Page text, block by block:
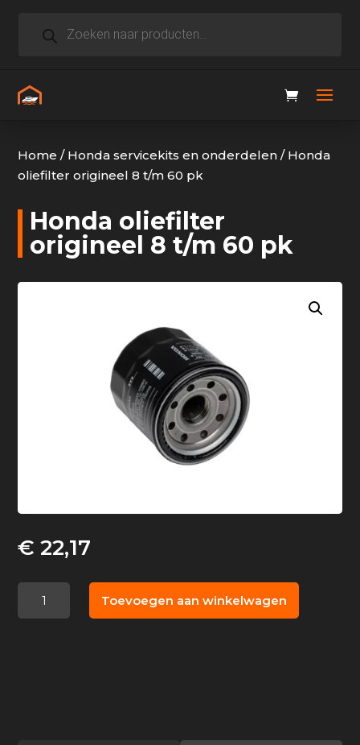
zoeken
Home / Honda servicekits en onderdelen / Honda
oliefilter origineel 8 t/m 60 pk
Honda oliefilter
origineel 8 t/m 60 pk
€ 22,17
Toevoegen aan winkelwagen